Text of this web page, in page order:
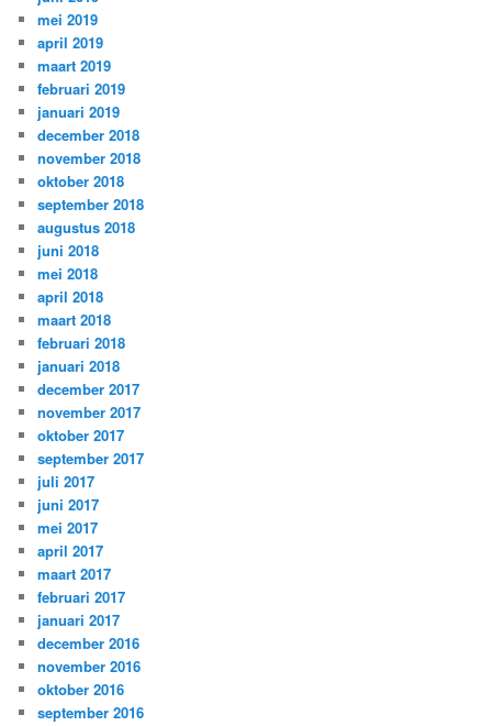
mei 2019
april 2019
maart 2019
februari 2019
januari 2019
december 2018
november 2018
oktober 2018
september 2018
augustus 2018
juni 2018
mei 2018
april 2018
maart 2018
februari 2018
januari 2018
december 2017
november 2017
oktober 2017
september 2017
juli 2017
juni 2017
mei 2017
april 2017
maart 2017
februari 2017
januari 2017
december 2016
november 2016
oktober 2016
september 2016